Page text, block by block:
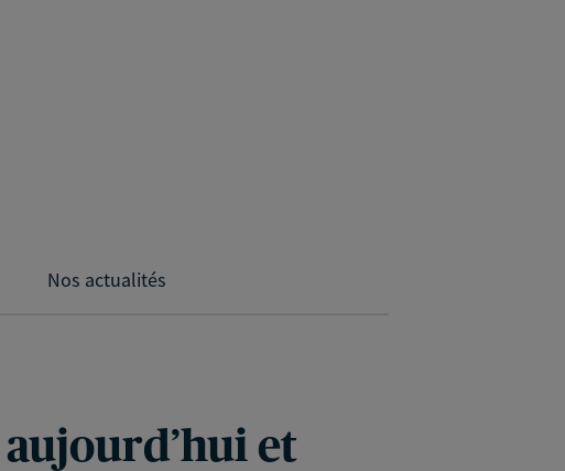
Nos actualités
et